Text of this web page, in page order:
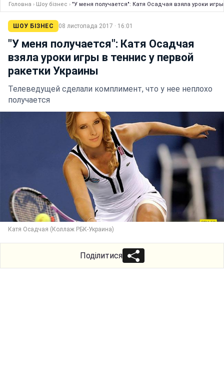
Головна › Шоу бізнес › "У меня получается": Катя Осадчая взяла уроки
ШОУ БІЗНЕС 08 листопада 2017 · 16:01
"У меня получается": Катя Осадчая
взяла уроки игры в теннис у первой
ракетки Украины
Телеведущей сделали комплимент, что у нее неплохо
получается
Катя Осадчая (Коллаж РБК-Украина)
Поділитися